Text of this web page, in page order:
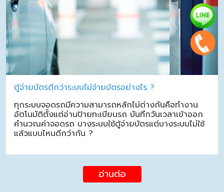
ตู้จ่ายบัตรดีกว่าระบบไม่จ่ายบัตรอย่างไร ?
ทุกระบบจอดรถมีความสามารถหลักไม่ต่างกันคือทำงาน
อัตโนมัติตั้งแต่อ่านป้ายทะเบียนรถ บันทึกวันเวลาเข้าออก
คำนวณค่าจอดรถ บางระบบใช้ตู้จ่ายบัตรแต่บางระบบไม่ใช้
แล้วแบบไหนดีกว่ากัน ?
อ่านต่อ